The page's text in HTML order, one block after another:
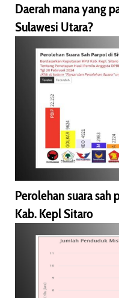
Daerah mana yang
Sulawesi Utara?
Perolehan suara
Kab. Kepl Sitaro